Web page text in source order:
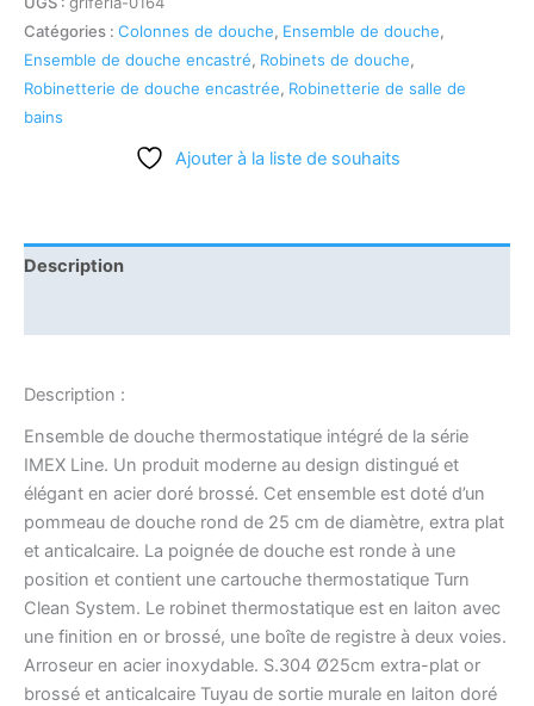
Catégories : Colonnes de douche, Ensemble de douche,
Ensemble de douche encastré, Robinets de douche,
Robinetterie de douche encastrée, Robinetterie de salle de
bains
Ajouter à la liste de souhaits
Description
Description :
Ensemble de douche thermostatique intégré de la série
IMEX Line. Un produit moderne au design distingué et
élégant en acier doré brossé. Cet ensemble est doté d’un
pommeau de douche rond de 25 cm de diamètre, extra plat
et anticalcaire. La poignée de douche est ronde à une
position et contient une cartouche thermostatique Turn
Clean System. Le robinet thermostatique est en laiton avec
une finition en or brossé, une boîte de registre à deux voies.
Arroseur en acier inoxydable. S.304 Ø25cm extra-plat or
brossé et anticalcaire Tuyau de sortie murale en laiton doré